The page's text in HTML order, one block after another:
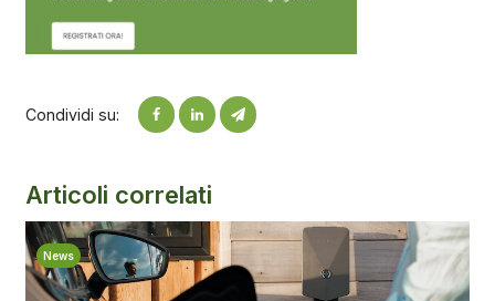
Condividi su:
Articoli correlati
News